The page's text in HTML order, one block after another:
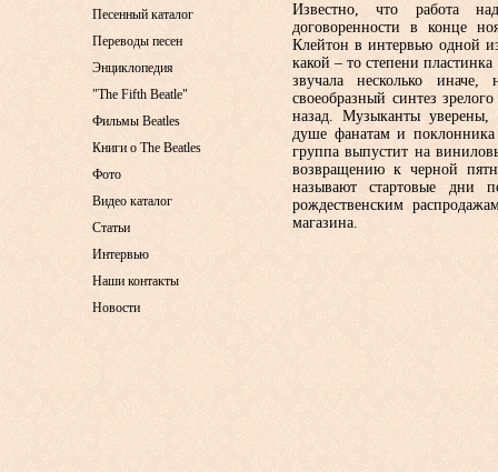
Известно, что работа
договоренности в конце
Клейтон в интервью одной
какой – то степени
звучала несколько
своеобразный синтез
назад. Музыканты уверены,
душе фанатам и поклонника
группа выпустит на
возвращению к черной
называют стартовые дни
рождественским
магазина.
Песенный каталог
Переводы песен
Энциклопедия
"The Fifth Beatle"
Фильмы Beatles
Книги о The Beatles
Фото
Видео каталог
Статьи
Интервью
Наши контакты
Новости